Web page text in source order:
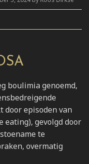
boulimia genoemd,
door episoden van
eating), gevolgd door
te
overmatig